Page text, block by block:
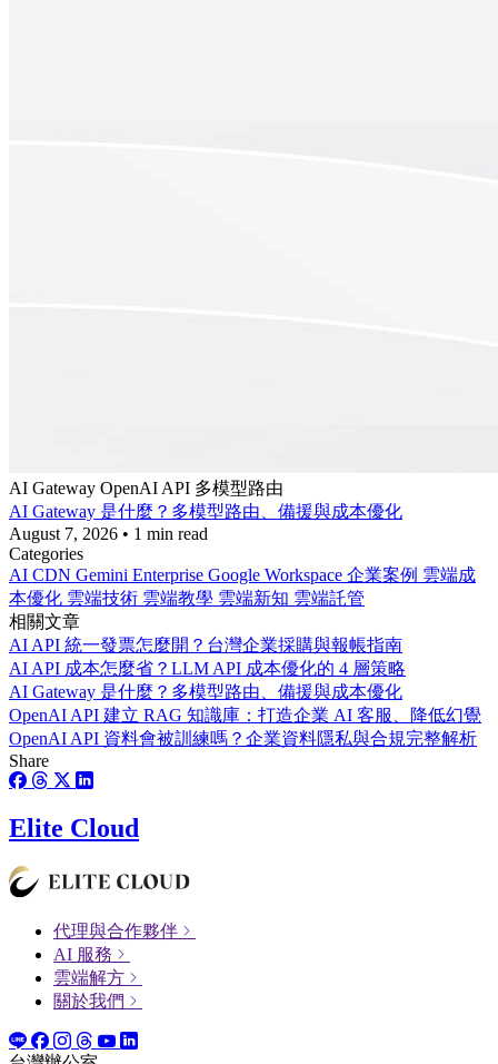
AI Gateway OpenAI API 多模型路由
AI Gateway 是什麼？多模型路由、備援與成本優化
August 7, 2026 • 1 min read
Categories
AI CDN Gemini Enterprise Google Workspace 企業案例 雲端成
本優化 雲端技術 雲端教學 雲端新知 雲端託管
相關文章
AI API 統一發票怎麼開？台灣企業採購與報帳指南
AI API 成本怎麼省？LLM API 成本優化的 4 層策略
AI Gateway 是什麼？多模型路由、備援與成本優化
OpenAI API 建立 RAG 知識庫：打造企業 AI 客服、降低幻覺
OpenAI API 資料會被訓練嗎？企業資料隱私與合規完整解析
Share
Elite Cloud
代理與合作夥伴
AI 服務
雲端解方
關於我們